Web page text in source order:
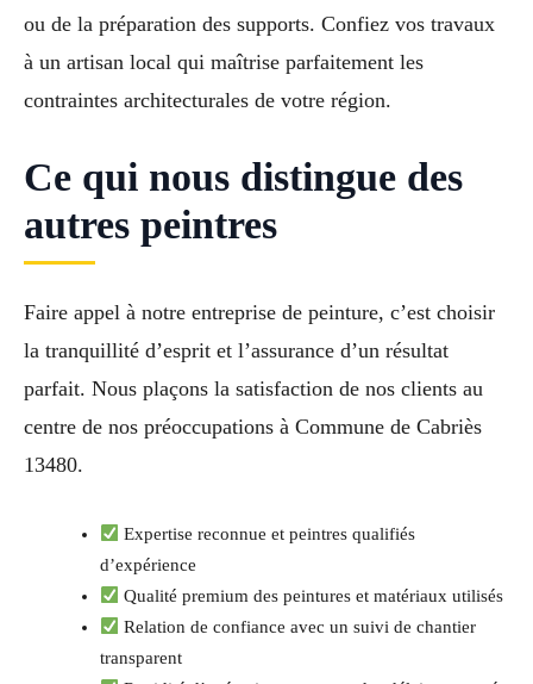
ou de la préparation des supports. Confiez vos travaux
à un artisan local qui maîtrise parfaitement les
contraintes architecturales de votre région.
Ce qui nous distingue des
autres peintres
Faire appel à notre entreprise de peinture, c’est choisir
la tranquillité d’esprit et l’assurance d’un résultat
parfait. Nous plaçons la satisfaction de nos clients au
centre de nos préoccupations à Commune de Cabriès
13480.
Expertise reconnue et peintres qualifiés
d’expérience
Qualité premium des peintures et matériaux utilisés
Relation de confiance avec un suivi de chantier
transparent